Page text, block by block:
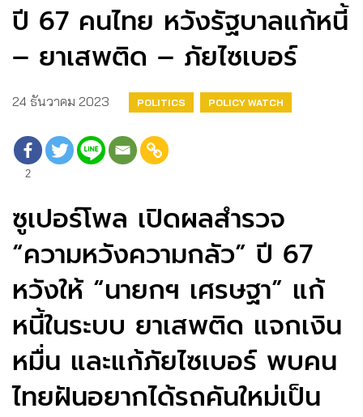
ปี 67 คนไทย หวังรัฐบาลแก้หนี้
– ยาเสพติด – ภัยไซเบอร์
24 ธันวาคม 2023 POLITICS POLICY WATCH
2
ซูเปอร์โพล เปิดผลสำรวจ
“ความหวังความกลัว” ปี 67
หวังให้ “นายกฯ เศรษฐา” แก้
หนี้ในระบบ ยาเสพติด แจกเงิน
หมื่น และแก้ภัยไซเบอร์ พบคน
ไทยฝันอยากได้รถคันใหม่เป็น